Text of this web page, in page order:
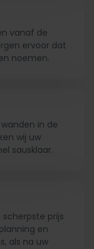
vanaf de
ervoor dat
noemen.
in de
wij uw
sausklaar.
scherpste prijs
en
als na uw